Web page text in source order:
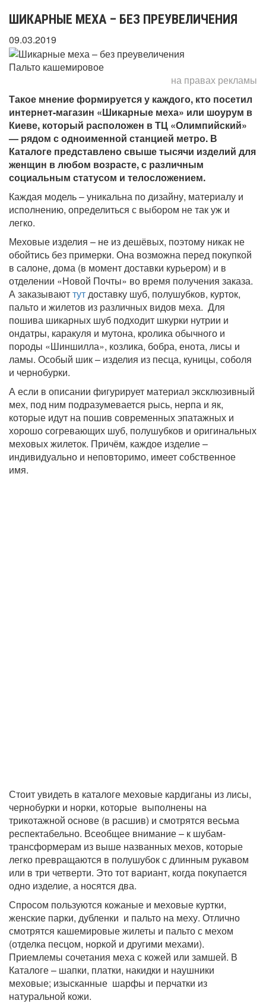
ШИКАРНЫЕ МЕХА – БЕЗ ПРЕУВЕЛИЧЕНИЯ
09.03.2019
Пальто кашемировое
на правах рекламы
Такое мнение формируется у каждого, кто посетил
интернет-магазин «Шикарные меха» или шоурум в
Киеве, который расположен в ТЦ «Олимпийский»
— рядом с одноименной станцией метро. В
Каталоге представлено свыше тысячи изделий для
женщин в любом возрасте, с различным
социальным статусом и телосложением.
Каждая модель – уникальна по дизайну, материалу и
исполнению, определиться с выбором не так уж и
легко.
Меховые изделия – не из дешёвых, поэтому никак не
обойтись без примерки. Она возможна перед покупкой
в салоне, дома (в момент доставки курьером) и в
отделении «Новой Почты» во время получения заказа.
А заказываюттутдоставку шуб, полушубков, курток,
пальто и жилетов из различных видов меха. Для
пошива шикарных шуб подходит шкурки нутрии и
ондатры, каракуля и мутона, кролика обычного и
породы «Шиншилла», козлика, бобра, енота, лисы и
ламы. Особый шик – изделия из песца, куницы, соболя
и чернобурки.
А если в описании фигурирует материал эксклюзивный
мех, под ним подразумевается рысь, нерпа и як,
которые идут на пошив современных эпатажных и
хорошо согревающих шуб, полушубков и оригинальных
меховых жилеток. Причём, каждое изделие –
индивидуально и неповторимо, имеет собственное
имя.
Стоит увидеть в каталоге меховые кардиганы из лисы,
чернобурки и норки, которые выполнены на
трикотажной основе (в расшив) и смотрятся весьма
респектабельно. Всеобщее внимание – к шубам-
трансформерам из выше названных мехов, которые
легко превращаются в полушубок с длинным рукавом
или в три четверти. Это тот вариант, когда покупается
одно изделие, а носятся два.
Спросом пользуются кожаные и меховые куртки,
женские парки, дубленки и пальто на меху. Отлично
смотрятся кашемировые жилеты и пальто с мехом
(отделка песцом, норкой и другими мехами).
Приемлемы сочетания меха с кожей или замшей. В
Каталоге – шапки, платки, накидки и наушники
меховые; изысканные шарфы и перчатки из
натуральной кожи.